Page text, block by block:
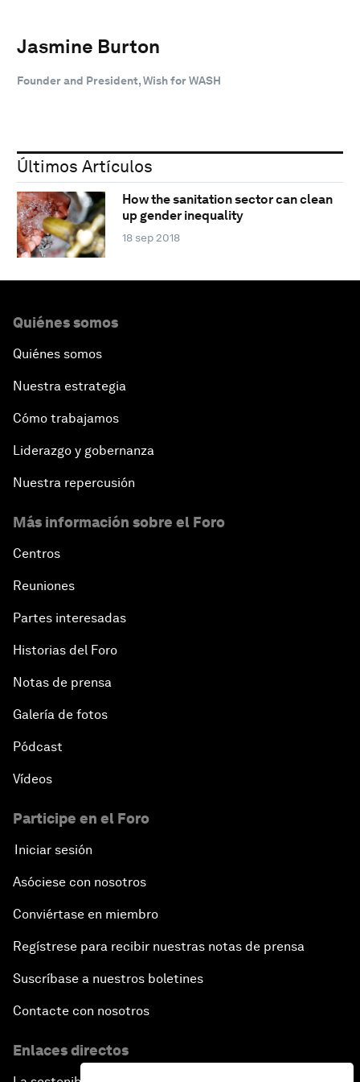
Jasmine Burton
Founder and President, Wish for WASH
Últimos Artículos
How the sanitation sector can clean
up gender inequality
18 sep 2018
Quiénes somos
Quiénes somos
Nuestra estrategia
Cómo trabajamos
Liderazgo y gobernanza
Nuestra repercusión
Más información sobre el Foro
Centros
Reuniones
Partes interesadas
Historias del Foro
Notas de prensa
Galería de fotos
Pódcast
Vídeos
Participe en el Foro
Iniciar sesión
Asóciese con nosotros
Conviértase en miembro
Regístrese para recibir nuestras notas de prensa
Suscríbase a nuestros boletines
Contacte con nosotros
Enlaces directos